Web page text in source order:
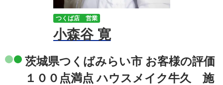
つくば店 営業
小森谷 寛
茨城県つくばみらい市 お客様の評価
１００点満点 ハウスメイク牛久 施